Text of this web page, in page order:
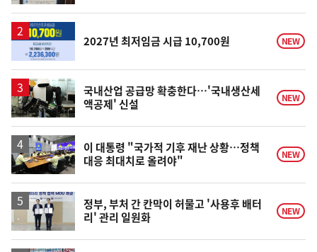
일
2027년 최저임금 시급 10,700원 NEW
국내산업 공급망 확충한다…'국내생산세
액공제' 신설
NEW
이 대통령 "국가적 기후 재난 상황…정책
대응 최대치로 올려야"
NEW
정부, 부처 간 칸막이 허물고 '사용후 배터
리' 관리 일원화
NEW